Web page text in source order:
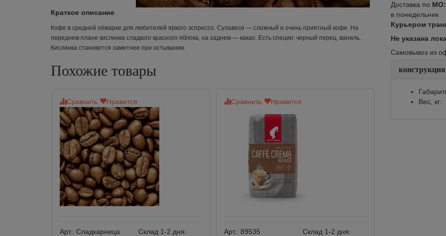
Краткое описание
Кофе в средней обжарке для любителей яркого эспрессо. Сулавеси — сложный и очень приятный кофе. На
переднем плане кислинка сладкого красного яблока, на заднем — какао. Есть специи: черный перец, ваниль.
Кислинка становится заметнее при остывании.
Похожие товары
Сравнить Нравится
Арт.: Сладкарница
Склад 1-2 дня:
Сравнить Нравится
Арт.: 89535
Склад 1-2 дня:
Сравнить
Доставка по МО:
в понедельник
Курьером
Не указана
Самовывоз из
конструкция
Вес, кг: